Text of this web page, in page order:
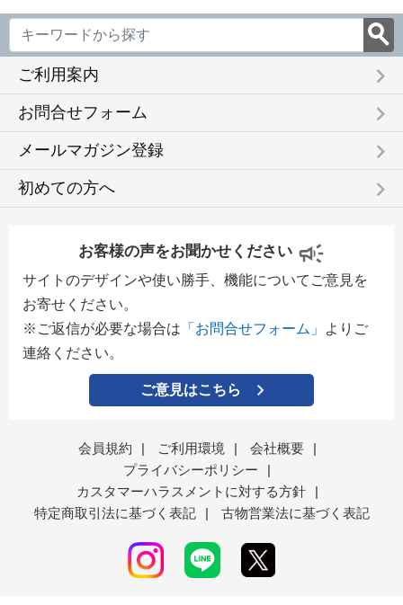
ご利用案内 keyboard_arrow_right
お問合せフォーム keyboard_arrow_right
メールマガジン登録 keyboard_arrow_right
初めての方へ keyboard_arrow_right
お客様の声をお聞かせください
サイトのデザインや使い勝手、機能についてご意見を
お寄せください。
※ご返信が必要な場合は 「お問合せフォーム」
よりご
連絡ください。
ご意見はこちら
会員規約 | ご利用環境 | 会社概要
|
プライバシーポリシー
|
カスタマーハラスメントに対する方針
|
特定商取引法に基づく表記
| 古物営業法に基づく表記